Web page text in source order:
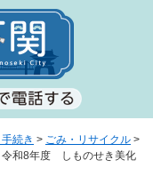
続き > ごみ・リサイクル >
令和8年度 しものせき美化